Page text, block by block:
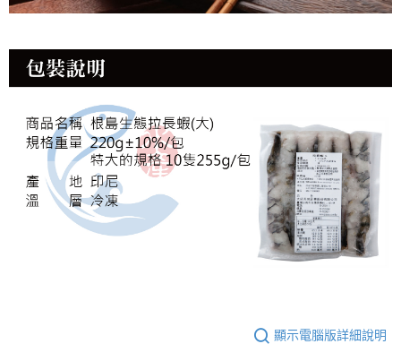
顯示電腦版詳細說明